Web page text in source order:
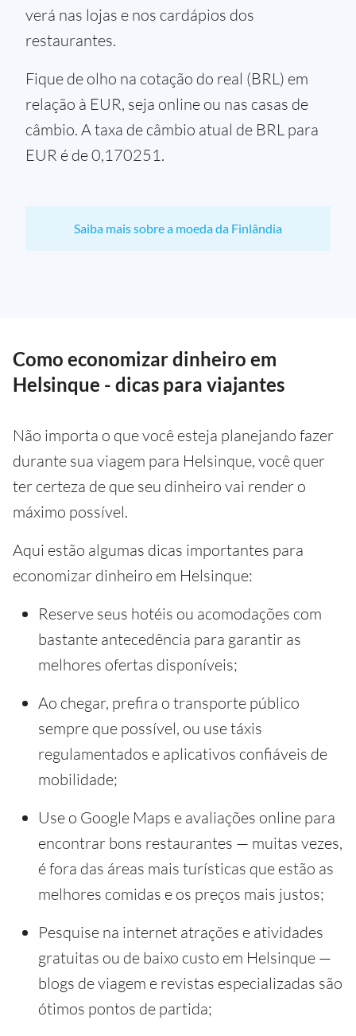
verá nas lojas e nos cardápios dos
restaurantes.
Fique de olho na cotação do real (BRL) em
relação à EUR, seja online ou nas casas de
câmbio. A taxa de câmbio atual de BRL para
EUR é de 0,170251.
Saiba mais sobre a moeda da Finlândia
Como economizar dinheiro em
Helsinque - dicas para viajantes
Não importa o que você esteja planejando fazer
durante sua viagem para Helsinque, você quer
ter certeza de que seu dinheiro vai render o
máximo possível.
Aqui estão algumas dicas importantes para
economizar dinheiro em Helsinque:
Reserve seus hotéis ou acomodações com
bastante antecedência para garantir as
melhores ofertas disponíveis;
Ao chegar, prefira o transporte público
sempre que possível, ou use táxis
regulamentados e aplicativos confiáveis de
mobilidade;
Use o Google Maps e avaliações online para
encontrar bons restaurantes — muitas vezes,
é fora das áreas mais turísticas que estão as
melhores comidas e os preços mais justos;
Pesquise na internet atrações e atividades
gratuitas ou de baixo custo em Helsinque —
blogs de viagem e revistas especializadas são
ótimos pontos de partida;